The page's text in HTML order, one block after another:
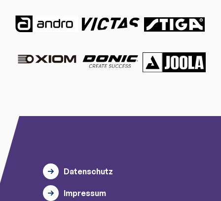
Datenschutz
Impressum